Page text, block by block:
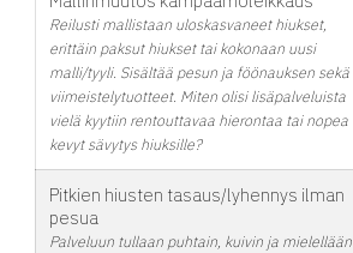
Reilusti mallistaan uloskasvaneet hiukset,
erittäin paksut hiukset tai kokonaan uusi
malli/tyyli. Sisältää pesun ja föönauksen sekä
viimeistelytuotteet. Miten olisi lisäpalveluista
vielä kyytiin rentouttavaa hierontaa tai nopea
kevyt sävytys hiuksille?
Pitkien hiusten tasaus/lyhennys ilman
pesua
Palveluun tullaan puhtain, kuivin ja mielellään